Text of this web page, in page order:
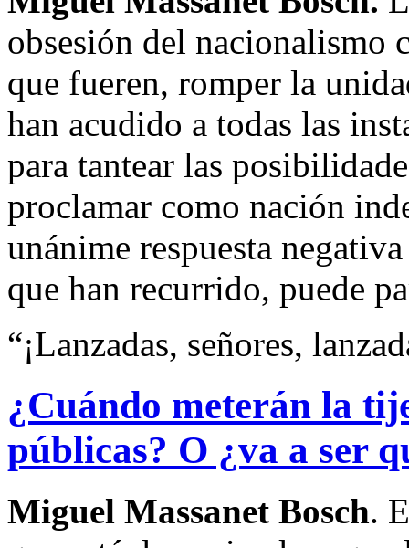
obsesión del nacionalismo
que fueren, romper la
han acudido a todas las
para tantear las
proclamar como nación
unánime respuesta
que han recurrido, puede
“¡Lanzadas, señores,
¿Cuándo meterán la
públicas? O ¿va a ser
Miguel Massanet Bosch.